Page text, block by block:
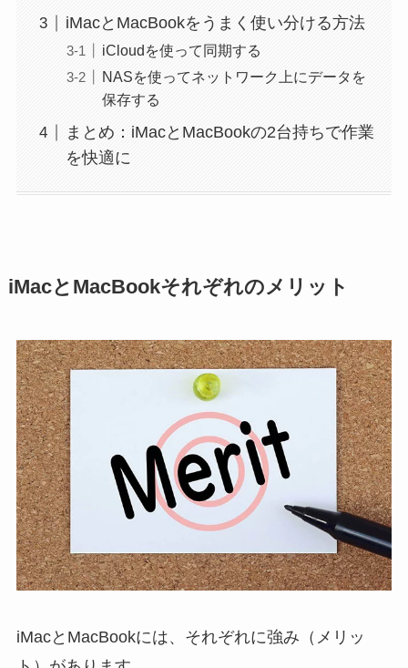
iMacとMacBookをうまく使い分ける方法
iCloudを使って同期する
NASを使ってネットワーク上にデータを
保存する
まとめ：iMacとMacBookの2台持ちで作業
を快適に
iMacとMacBookそれぞれのメリット
iMacとMacBookには、それぞれに強み（メリッ